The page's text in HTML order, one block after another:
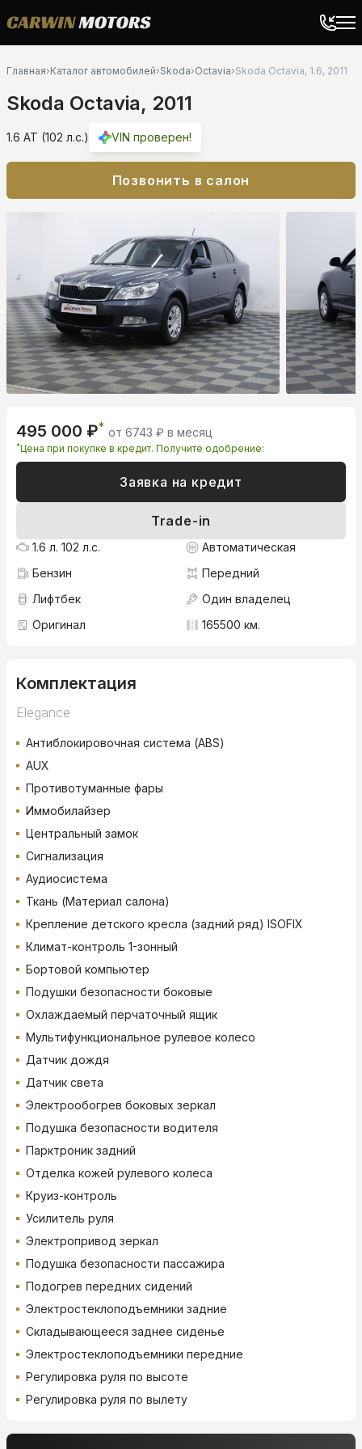
Главная›Каталог автомобилей›Skoda›Octavia›Skoda Octavia, 1.6, 2011
Skoda Octavia, 2011
1.6 AT (102 л.с.) VIN проверен!
Позвонить в салон
495 000 ₽* от 6743 ₽ в месяц
*Цена при покупке в кредит. Получите одобрение:
Заявка на кредит
Trade-in
1.6 л. 102 л.с.
Автоматическая
Бензин
Передний
Лифтбек
Один владелец
Оригинал
165500 км.
Комплектация
Elegance
Антиблокировочная система (ABS)
AUX
Противотуманные фары
Иммобилайзер
Центральный замок
Сигнализация
Аудиосистема
Ткань (Материал салона)
Крепление детского кресла (задний ряд) ISOFIX
Климат-контроль 1-зонный
Бортовой компьютер
Подушки безопасности боковые
Охлаждаемый перчаточный ящик
Мультифункциональное рулевое колесо
Датчик дождя
Датчик света
Электрообогрев боковых зеркал
Подушка безопасности водителя
Парктроник задний
Отделка кожей рулевого колеса
Круиз-контроль
Усилитель руля
Электропривод зеркал
Подушка безопасности пассажира
Подогрев передних сидений
Электростеклоподъемники задние
Складывающееся заднее сиденье
Электростеклоподъемники передние
Регулировка руля по высоте
Регулировка руля по вылету